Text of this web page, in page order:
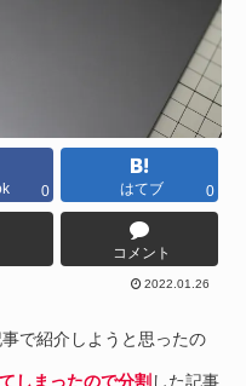
0 はてブ 0
コメント
2022.01.26
で紹介しようと思ったの
しまったので分割 した記事